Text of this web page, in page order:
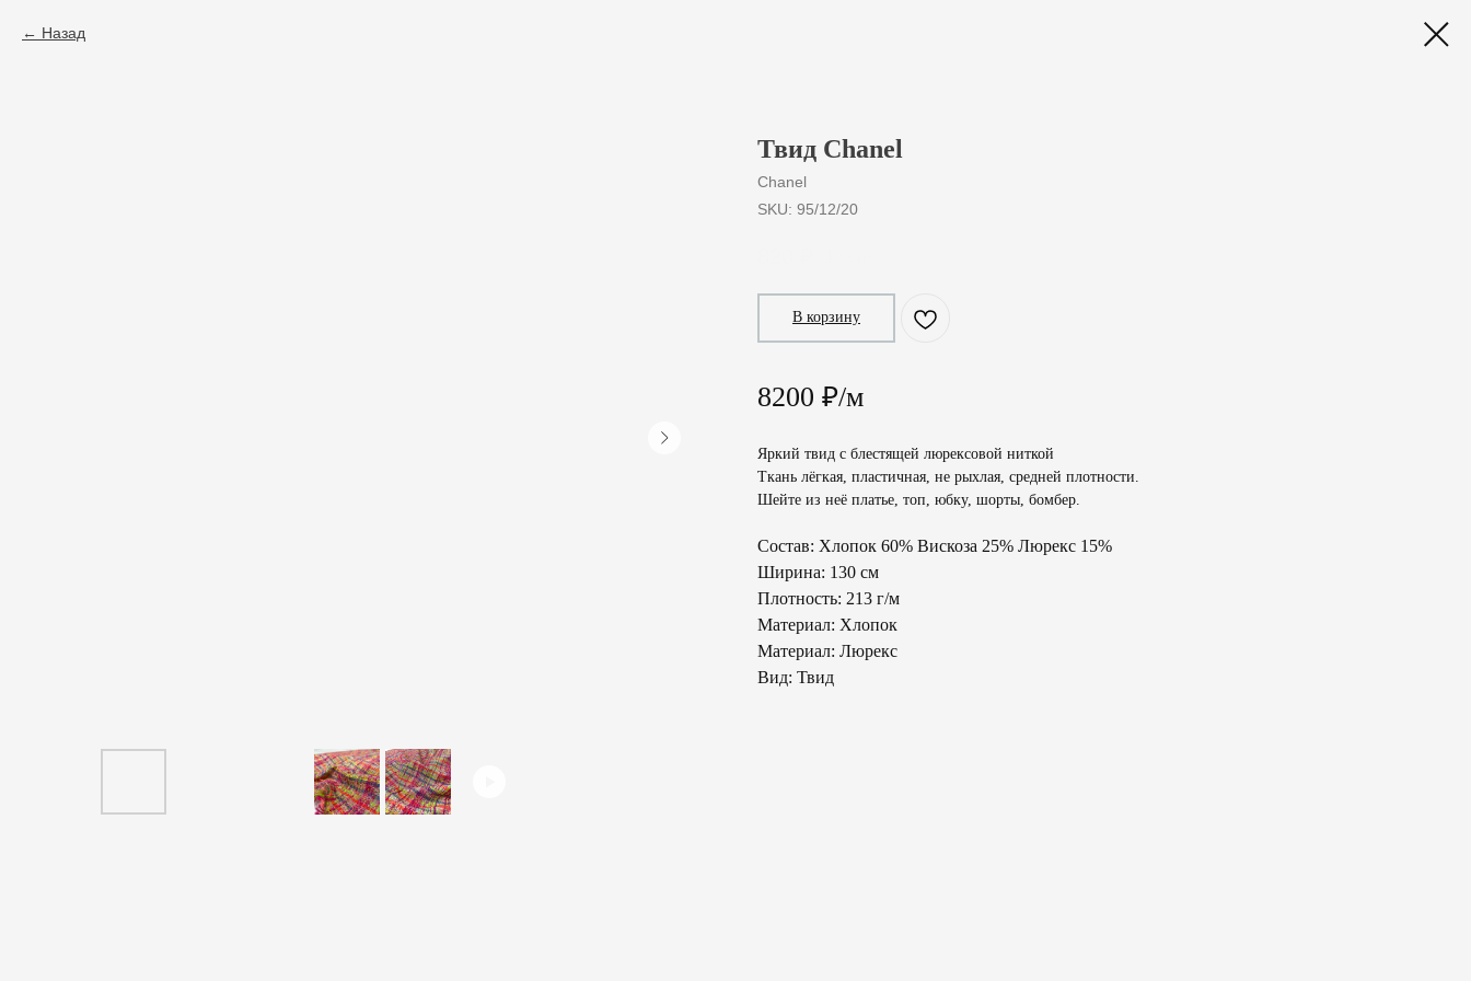
Назад
Твид Chanel
Chanel
SKU: 95/12/20
В корзину
8200 ₽/м
Яркий твид с блестящей люрексовой ниткой
Ткань лёгкая, пластичная, не рыхлая, средней плотности.
Шейте из неё платье, топ, юбку, шорты, бомбер.
Состав: Хлопок 60% Вискоза 25% Люрекс 15%
Ширина: 130 см
Плотность: 213 г/м
Материал: Хлопок
Материал: Люрекс
Вид: Твид